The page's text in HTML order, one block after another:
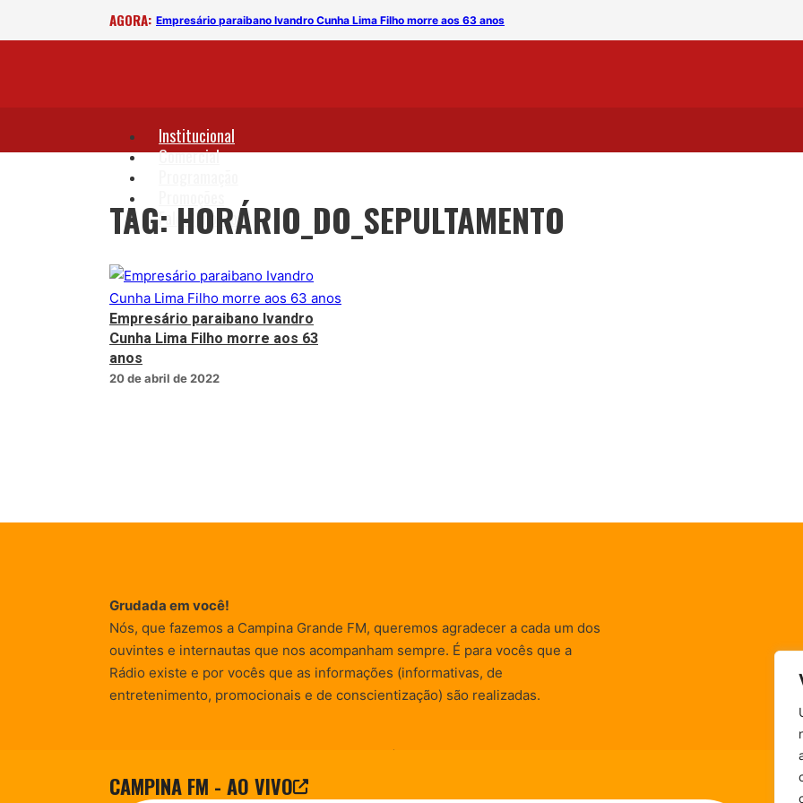
AGORA: Empresário paraibano Ivandro Cunha Lima Filho morre aos 63 anos
Institucional
Comercial
Fale Conosco
CAMPINA FM - AO VIVO
TAG: HORÁRIO_DO_SEPULTAMENTO
Empresário paraibano Ivandro
Cunha Lima Filho morre aos 63
anos
20 de abril de 2022
Grudada em você!
Nós, que fazemos a Campina Grande FM, queremos agradecer a cada um dos
ouvintes e internautas que nos acompanham sempre. É para vocês que a
Rádio existe e por vocês que as informações (informativas, de
entretenimento, promocionais e de conscientização) são realizadas.
Desenvolvido pelarox Publicidade